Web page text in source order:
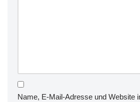
Name, E-Mail-Adresse und Website